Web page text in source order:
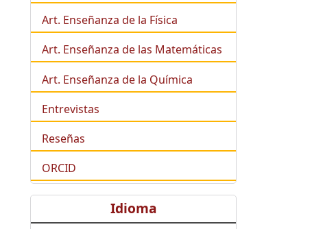
Art. Enseñanza de la Física
Art. Enseñanza de las Matemáticas
Art. Enseñanza de la Química
Entrevistas
Reseñas
ORCID
Idioma